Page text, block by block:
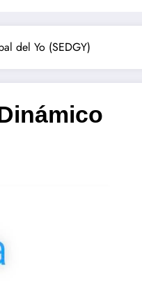
del Yo (SEDGY)